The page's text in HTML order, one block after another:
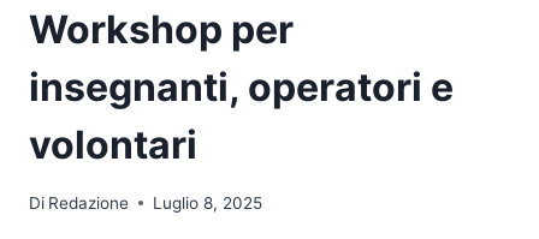
Workshop per
insegnanti, operatori e
volontari
Di Redazione Luglio 8, 2025